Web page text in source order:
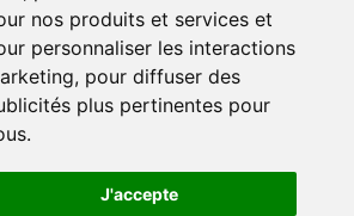
nos produits et services et
personnaliser les interactions
, pour diffuser des
plus pertinentes pour
.
J'accepte